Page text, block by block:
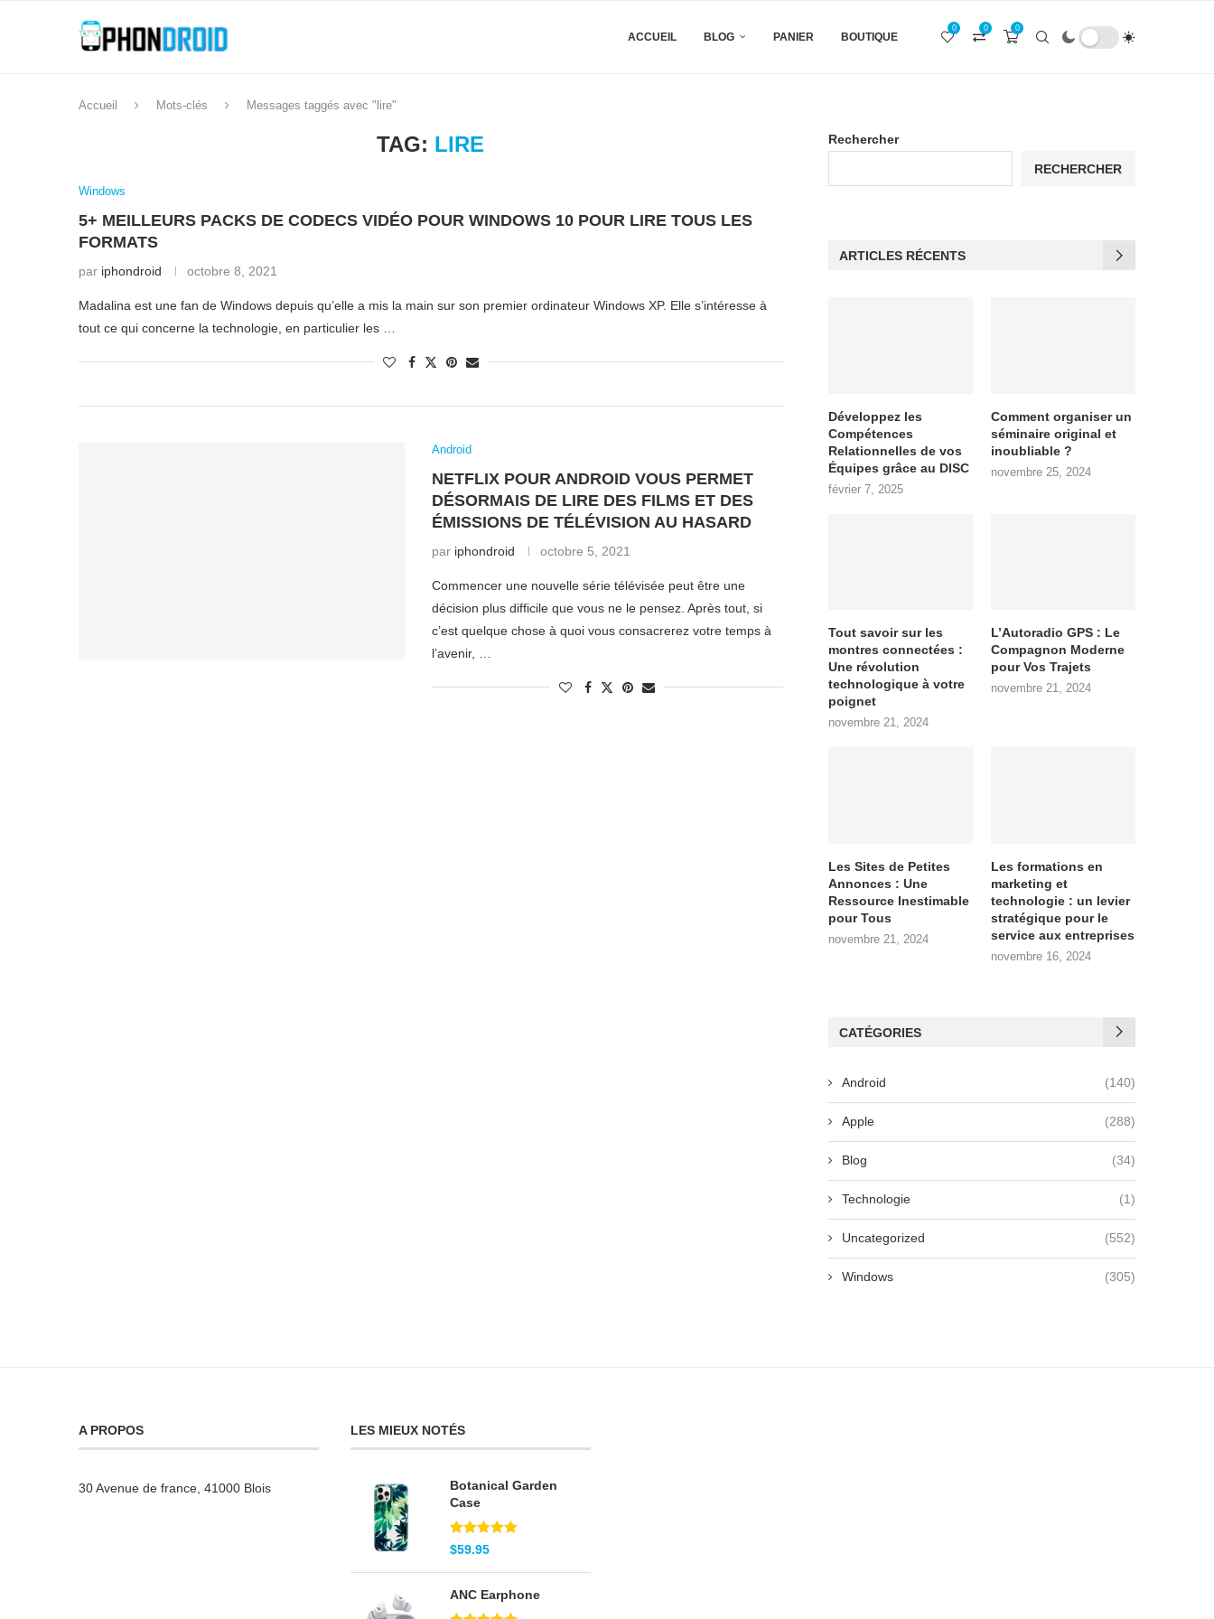
ACCUEIL BLOG PANIER BOUTIQUE
0
0
0
Accueil Mots-clés Messages taggés avec "lire"
TAG: LIRE
Windows
5+ MEILLEURS PACKS DE CODECS VIDÉO POUR WINDOWS 10 POUR LIRE TOUS LES
FORMATS
par iphondroid octobre 8, 2021
Madalina est une fan de Windows depuis qu’elle a mis la main sur son premier ordinateur Windows XP. Elle s’intéresse à
tout ce qui concerne la technologie, en particulier les …
Android
NETFLIX POUR ANDROID VOUS PERMET
DÉSORMAIS DE LIRE DES FILMS ET DES
ÉMISSIONS DE TÉLÉVISION AU HASARD
par iphondroid octobre 5, 2021
Commencer une nouvelle série télévisée peut être une
décision plus difficile que vous ne le pensez. Après tout, si
c’est quelque chose à quoi vous consacrerez votre temps à
l’avenir, …
Rechercher
RECHERCHER
ARTICLES RÉCENTS
Développez les
Compétences
Relationnelles de vos
Équipes grâce au DISC
février 7, 2025
Comment organiser un
séminaire original et
inoubliable ?
novembre 25, 2024
Tout savoir sur les
montres connectées :
Une révolution
technologique à votre
poignet
novembre 21, 2024
L’Autoradio GPS : Le
Compagnon Moderne
pour Vos Trajets
novembre 21, 2024
Les Sites de Petites
Annonces : Une
Ressource Inestimable
pour Tous
novembre 21, 2024
Les formations en
marketing et
technologie : un levier
stratégique pour le
service aux entreprises
novembre 16, 2024
CATÉGORIES
Android (140)
Apple (288)
Blog (34)
Technologie (1)
Uncategorized (552)
Windows (305)
A PROPOS
30 Avenue de france, 41000 Blois
LES MIEUX NOTÉS
Botanical Garden
Case
Note5.00
sur 5
$59.95
ANC Earphone